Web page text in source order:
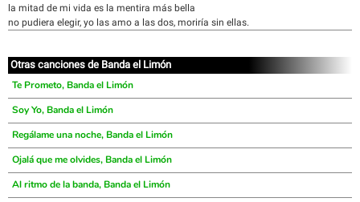
la mitad de mi vida es la mentira más bella
no pudiera elegir, yo las amo a las dos, moriría sin ellas.
Otras canciones de Banda el Limón
Te Prometo, Banda el Limón
Soy Yo, Banda el Limón
Regálame una noche, Banda el Limón
Ojalá que me olvides, Banda el Limón
Al ritmo de la banda, Banda el Limón